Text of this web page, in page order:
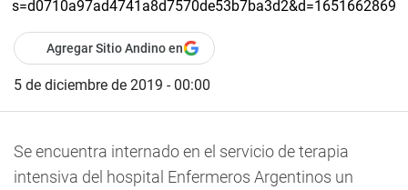
Agregar Sitio Andino en
5 de diciembre de 2019 - 00:00
Se encuentra internado en el servicio de terapia
intensiva del hospital Enfermeros Argentinos un